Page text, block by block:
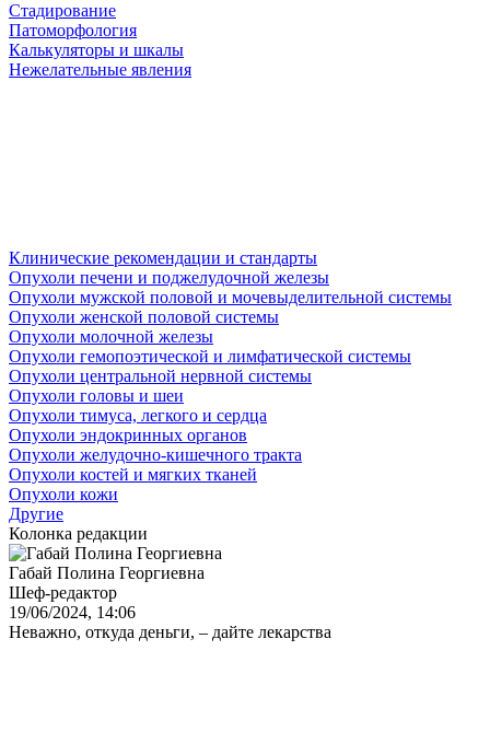
Стадирование
Патоморфология
Калькуляторы и шкалы
Нежелательные явления
Клинические рекомендации и стандарты
Опухоли печени и поджелудочной железы
Опухоли мужской половой и мочевыделительной системы
Опухоли женской половой системы
Опухоли молочной железы
Опухоли гемопоэтической и лимфатической системы
Опухоли центральной нервной системы
Опухоли головы и шеи
Опухоли тимуса, легкого и сердца
Опухоли эндокринных органов
Опухоли желудочно-кишечного тракта
Опухоли костей и мягких тканей
Опухоли кожи
Другие
Колонка редакции
Габай Полина Георгиевна
Шеф-редактор
19/06/2024, 14:06
Неважно, откуда деньги, – дайте лекарства